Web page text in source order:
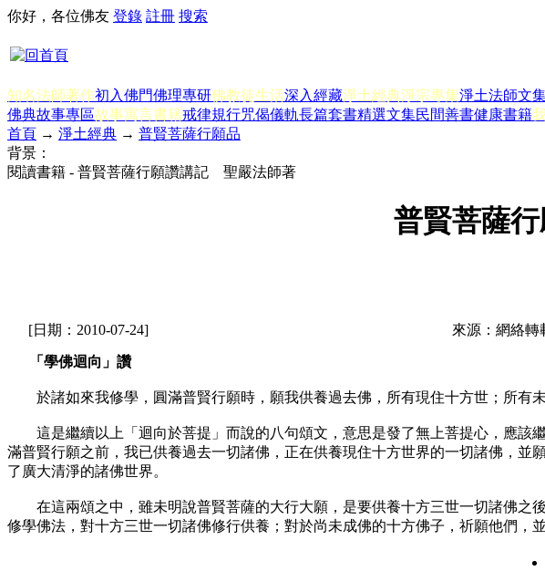
你好，各位佛友 登錄 註冊 搜索
知名法師著作初入佛門佛理專研佛教徒生活深入經藏淨土經典淨宗專集淨土法師文
佛典故事專區故事寓言書籍戒律規行咒偈儀軌長篇套書精選文集民間善書健康書籍
首頁 → 淨土經典 → 普賢菩薩行願品
背景：
閱讀書籍 - 普賢菩薩行願讚講記 聖嚴法師著
普賢菩薩
[日期：2010-07-24] 來源：網絡
「學佛迴向」讚
於諸如來我修學，圓滿普賢行願時，願我供養過去佛，所有現住十方世；所有
這是繼續以上「迴向於菩提」而說的八句頌文，意思是發了無上菩提心，應該
滿普賢行願之前，我已供養過去一切諸佛，正在供養現住十方世界的一切諸佛，
了廣大清淨的諸佛世界。
在這兩頌之中，雖未明說普賢菩薩的大行大願，是要供養十方三世一切諸佛之
修學佛法，對十方三世一切諸佛修行供養；對於尚未成佛的十方佛子，祈願他們